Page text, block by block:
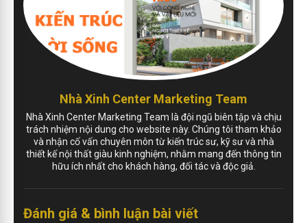
Nhà Xinh Center Marketing Team
Nhà Xinh Center Marketing Team là đội ngũ biên tập và chịu
trách nhiệm nội dung cho website này. Chúng tôi tham khảo
và nhận cố vấn chuyên môn từ kiến trúc sư, kỹ sư và nhà
thiết kế nội thất giàu kinh nghiệm, nhằm mang đến thông tin
hữu ích nhất cho khách hàng, đối tác và độc giả.
Đánh giá & bình luận bài viết